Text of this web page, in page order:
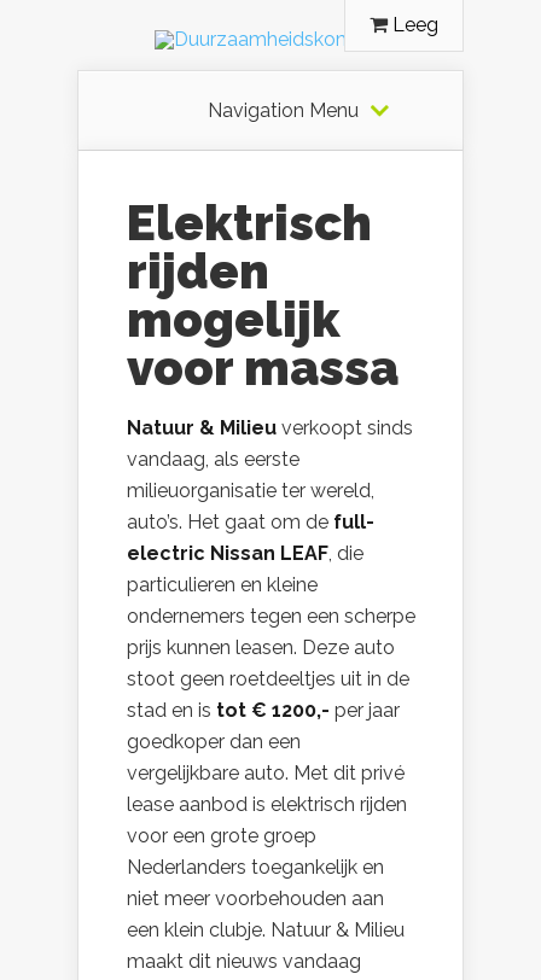
Leeg
Navigation Menu
Elektrisch
rijden
mogelijk
voor massa
Natuur & Milieu verkoopt sinds
vandaag, als eerste
milieuorganisatie ter wereld,
auto’s. Het gaat om de full-
electric Nissan LEAF, die
particulieren en kleine
ondernemers tegen een scherpe
prijs kunnen leasen. Deze auto
stoot geen roetdeeltjes uit in de
stad en is tot € 1200,- per jaar
goedkoper dan een
vergelijkbare auto. Met dit privé
lease aanbod is elektrisch rijden
voor een grote groep
Nederlanders toegankelijk en
niet meer voorbehouden aan
een klein clubje. Natuur & Milieu
maakt dit nieuws vandaag